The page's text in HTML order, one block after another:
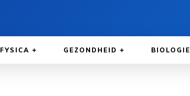
FYSICA GEZONDHEID BIOLOGIE